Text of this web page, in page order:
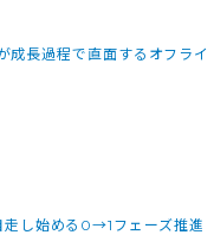
成長過程で直面するオフライ
走し始める0→1フェーズ推進